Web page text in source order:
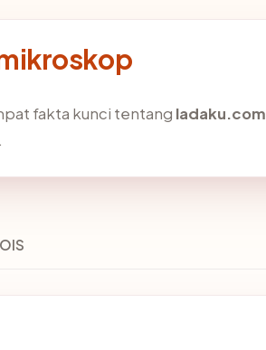
fakta kunci tentang ladaku.com